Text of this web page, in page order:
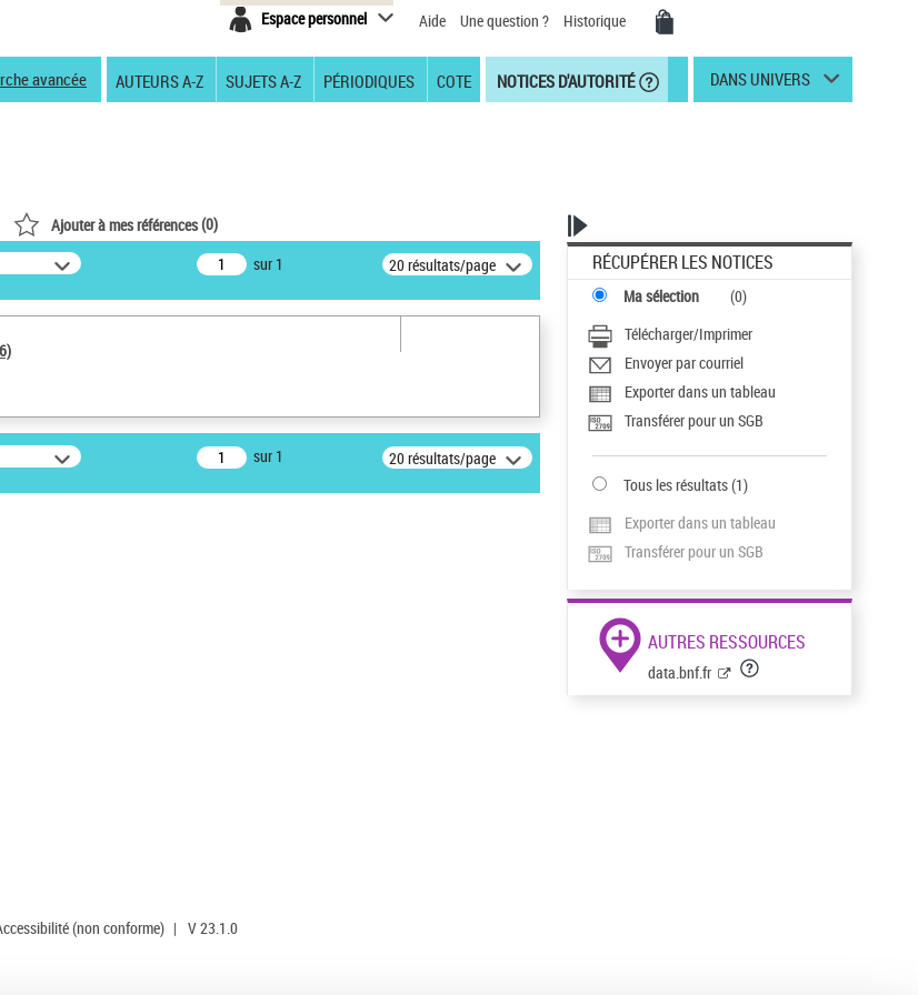
Espace personnel Aide Une question ? Historique
avancée AUTEURS A-Z SUJETS A-Z PÉRIODIQUES COTE NOTICES D'AUTORITÉ DANS UNIVERS
Ajouter à mes références(0)
sur 1 20 résultats/page
sur 1 20 résultats/page
RÉCUPÉRER LES NOTICES
Ma sélection (0)
Télécharger/Imprimer
Envoyer par courriel
Exporter dans un tableau
Transférer pour un SGB
Tous les résultats(1)
Exporter dans un tableau
Transférer pour un SGB
AUTRES RESSOURCES
data.bnf.fr
(non conforme) | V 23.1.0